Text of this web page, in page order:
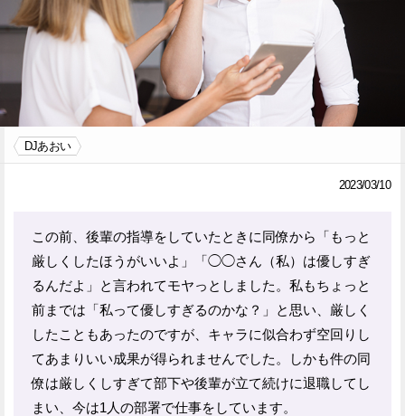
ウートピとは？
Facebook
ア
る
Twitter
ア
る
DJあおい
2023/03/10
この前、後輩の指導をしていたときに同僚から「もっと
厳しくしたほうがいいよ」「◯◯さん（私）は優しすぎ
るんだよ」と言われてモヤっとしました。私もちょっと
前までは「私って優しすぎるのかな？」と思い、厳しく
したこともあったのですが、キャラに似合わず空回りし
てあまりいい成果が得られませんでした。しかも件の同
僚は厳しくしすぎて部下や後輩が立て続けに退職してし
まい、今は1人の部署で仕事をしています。